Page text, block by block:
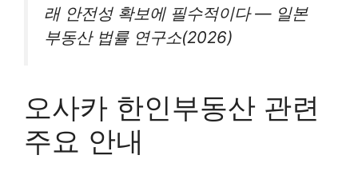
래 안전성 확보에 필수적이다 — 일본
부동산 법률 연구소(2026)
오사카 한인부동산 관련
주요 안내